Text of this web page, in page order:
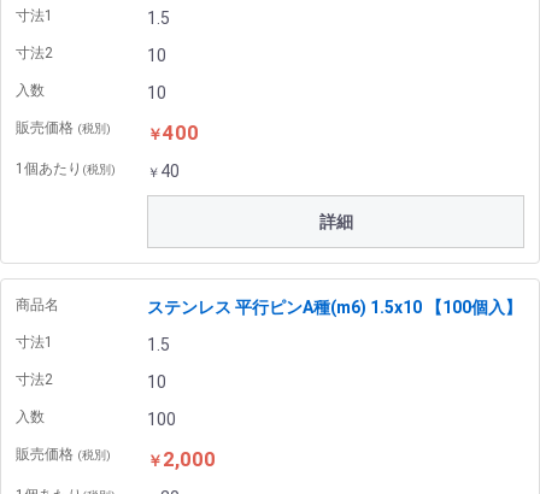
寸法1 1.5
寸法2 10
入数 10
販売価格 (税別) ￥400
1個あたり (税別) ￥ 40
詳細
商品名 ステンレス 平行ピンA種(m6) 1.5x10 【100個入】
寸法1 1.5
寸法2 10
入数 100
販売価格 (税別) ￥ 2,000